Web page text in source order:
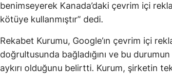
benimseyerek Kanada’daki çevrim içi
kötüye kullanmıştır” dedi.
Rekabet Kurumu, Google’ın çevrim içi
doğrultusunda bağladığını ve bu
aykırı olduğunu belirtti. Kurum, şirketin